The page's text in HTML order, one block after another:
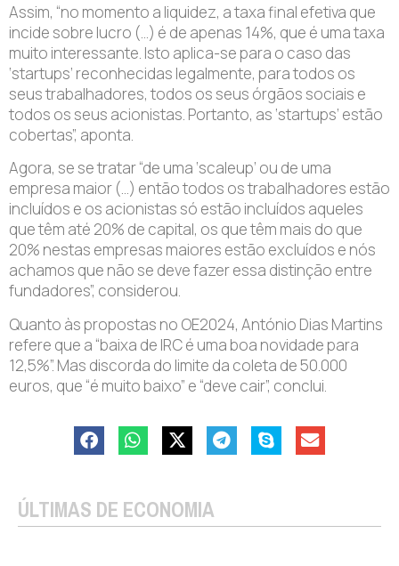
Assim, “no momento a liquidez, a taxa final efetiva que
incide sobre lucro (…) é de apenas 14%, que é uma taxa
muito interessante. Isto aplica-se para o caso das
‘startups’ reconhecidas legalmente, para todos os
seus trabalhadores, todos os seus órgãos sociais e
todos os seus acionistas. Portanto, as ‘startups’ estão
cobertas”, aponta.
Agora, se se tratar “de uma ‘scaleup’ ou de uma
empresa maior (…) então todos os trabalhadores estão
incluídos e os acionistas só estão incluídos aqueles
que têm até 20% de capital, os que têm mais do que
20% nestas empresas maiores estão excluídos e nós
achamos que não se deve fazer essa distinção entre
fundadores”, considerou.
Quanto às propostas no OE2024, António Dias Martins
refere que a “baixa de IRC é uma boa novidade para
12,5%”. Mas discorda do limite da coleta de 50.000
euros, que “é muito baixo” e “deve cair”, conclui.
ÚLTIMAS DE ECONOMIA